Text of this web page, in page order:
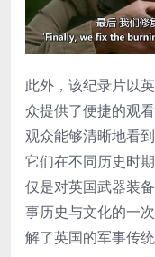
此外，该纪录片以
众提供了便捷的观
观众能够清晰地看
它们在不同历史时
仅是对英国武器装
事历史与文化的一
解了英国的军事传统